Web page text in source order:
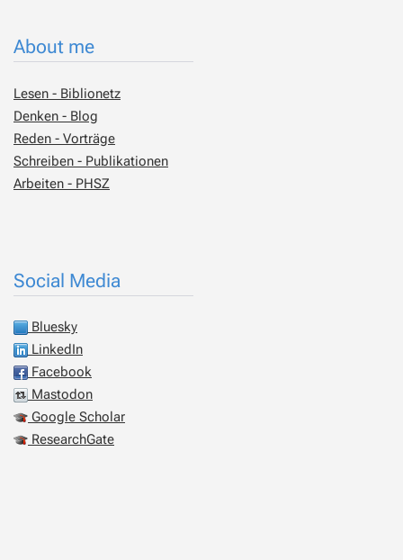
About me
Lesen - Biblionetz
Denken - Blog
Reden - Vorträge
Schreiben - Publikationen
Arbeiten - PHSZ
Social Media
Bluesky
LinkedIn
Facebook
Mastodon
Google Scholar
ResearchGate